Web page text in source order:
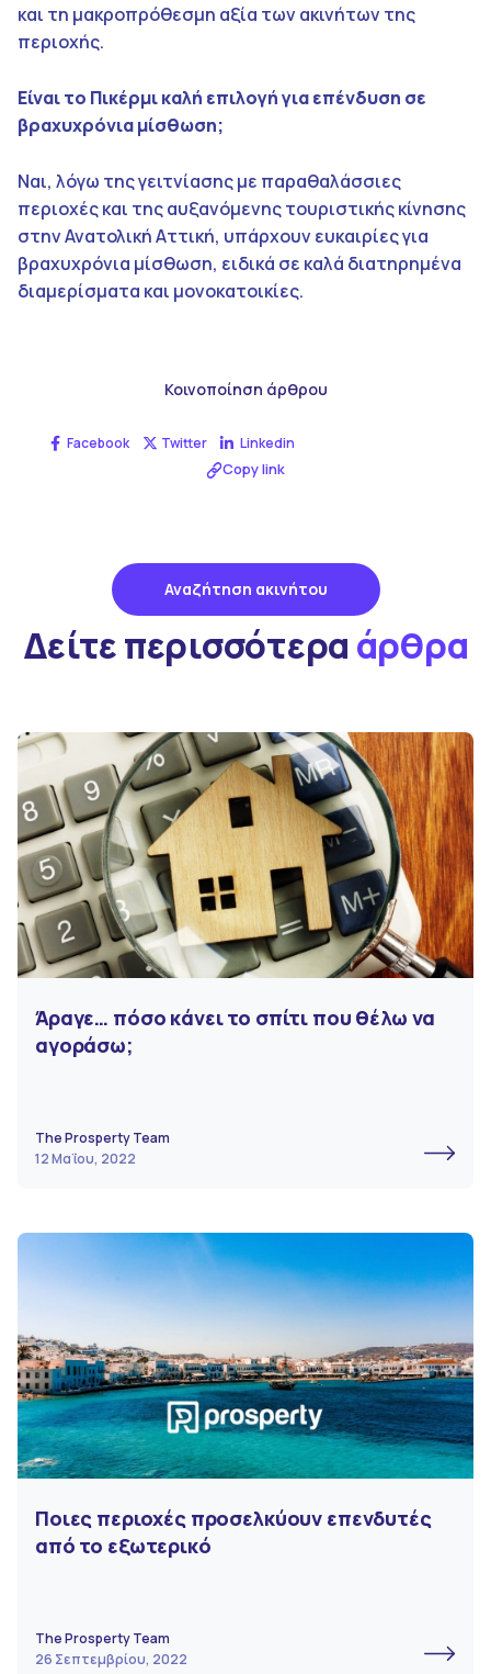
και τη μακροπρόθεσμη αξία των ακινήτων της
περιοχής.
Είναι το Πικέρμι καλή επιλογή για επένδυση σε
βραχυχρόνια μίσθωση;
Ναι, λόγω της γειτνίασης με παραθαλάσσιες
περιοχές και της αυξανόμενης τουριστικής κίνησης
στην Ανατολική Αττική, υπάρχουν ευκαιρίες για
βραχυχρόνια μίσθωση, ειδικά σε καλά διατηρημένα
διαμερίσματα και μονοκατοικίες.
Κοινοποίηση άρθρου
Facebook Twitter Linkedin
Copy link
Αναζήτηση ακινήτου
Δείτε περισσότερα άρθρα
Άραγε… πόσο κάνει το σπίτι που θέλω να
αγοράσω;
The Prosperty Team
12 Μαΐου, 2022
Ποιες περιοχές προσελκύουν επενδυτές
από το εξωτερικό
The Prosperty Team
26 Σεπτεμβρίου, 2022